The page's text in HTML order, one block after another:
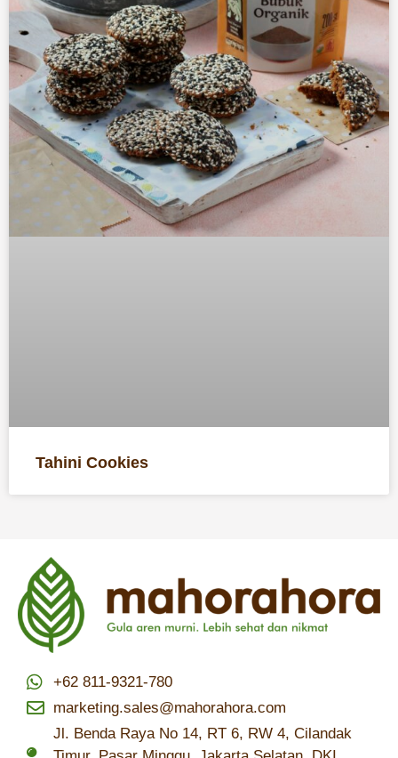
Tahini Cookies
+62 811-9321-780
marketing.sales@mahorahora.com
Jl. Benda Raya No 14, RT 6, RW 4, Cilandak